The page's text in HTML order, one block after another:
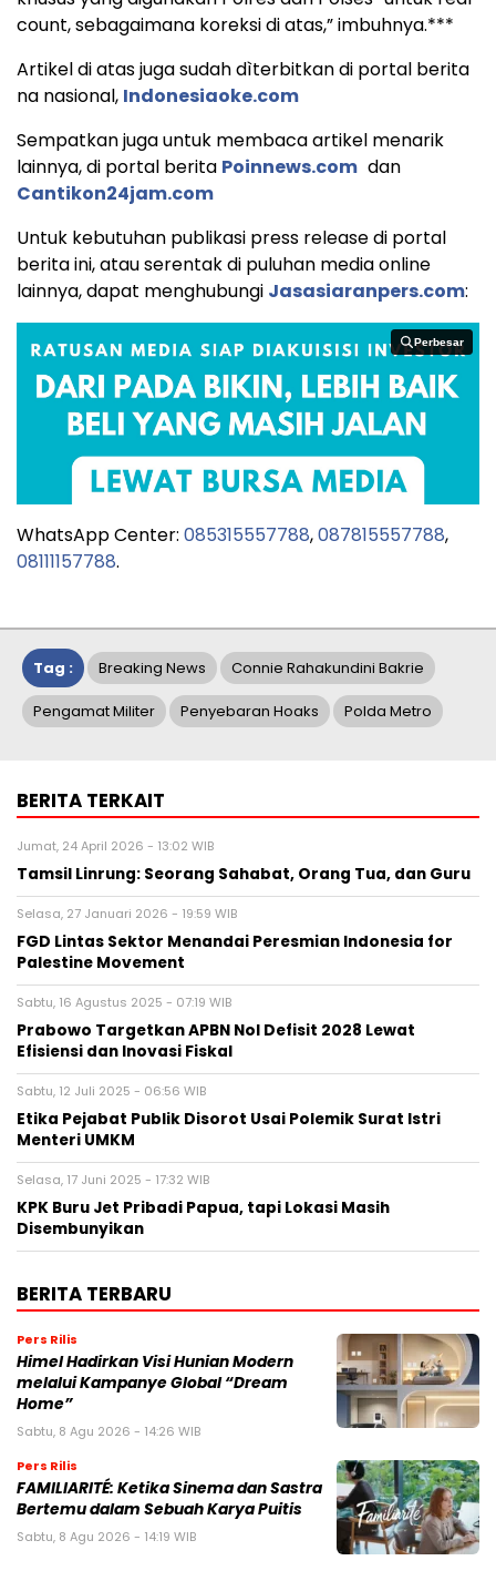
count, sebagaimana koreksi di atas,” imbuhnya.***
Artikel di atas juga sudah dìterbitkan di portal berita
na nasional, Indonesiaoke.com
Sempatkan juga untuk membaca artikel menarik
lainnya, di portal berita Poinnews.com dan
Cantikon24jam.com
Untuk kebutuhan publikasi press release di portal
berita ini, atau serentak di puluhan media online
lainnya, dapat menghubungi Jasasiaranpers.com:
Perbesar
Perbesar
WhatsApp Center: 085315557788,087815557788,
08111157788.
Tag : Breaking News Connie Rahakundini Bakrie
Pengamat Militer Penyebaran Hoaks Polda Metro
BERITA TERKAIT
Jumat, 24 April 2026 - 13:02 WIB
Tamsil Linrung: Seorang Sahabat, Orang Tua, dan Guru
Selasa, 27 Januari 2026 - 19:59 WIB
FGD Lintas Sektor Menandai Peresmian Indonesia for
Palestine Movement
Sabtu, 16 Agustus 2025 - 07:19 WIB
Prabowo Targetkan APBN Nol Defisit 2028 Lewat
Efisiensi dan Inovasi Fiskal
Sabtu, 12 Juli 2025 - 06:56 WIB
Etika Pejabat Publik Disorot Usai Polemik Surat Istri
Menteri UMKM
Selasa, 17 Juni 2025 - 17:32 WIB
KPK Buru Jet Pribadi Papua, tapi Lokasi Masih
Disembunyikan
BERITA TERBARU
Pers Rilis
Himel Hadirkan Visi Hunian Modern
melalui Kampanye Global “Dream
Home”
Sabtu, 8 Agu 2026 - 14:26 WIB
Pers Rilis
FAMILIARITÉ: Ketika Sinema dan Sastra
Bertemu dalam Sebuah Karya Puitis
Sabtu, 8 Agu 2026 - 14:19 WIB